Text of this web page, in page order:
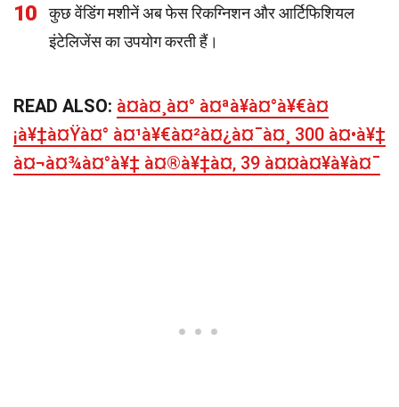
10
कुछ वेंडिंग मशीनें अब फेस रिकग्निशन और आर्टिफिशियल
इंटेलिजेंस का उपयोग करती हैं।
READ ALSO: à¤à¤¸à¤° à¤ªà¥à¤°à¥€à¤
¡à¥‡à¤Ÿà¤° à¤¹à¥€à¤²à¤¿à¤¯à¤¸ 300 à¤•à¥‡
à¤¬à¤¾à¤°à¥‡ à¤®à¥‡à¤‚ 39 à¤¤à¤¥à¥à¤¯